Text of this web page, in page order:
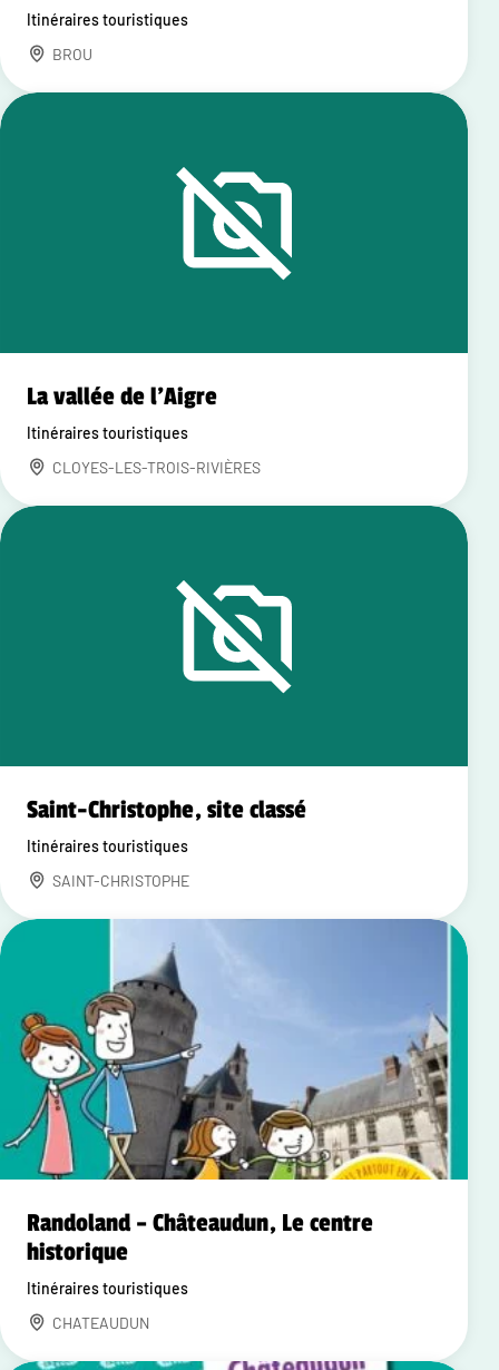
Itinéraires touristiques
BROU
La vallée de l'Aigre
Itinéraires touristiques
CLOYES-LES-TROIS-RIVIÈRES
Saint-Christophe, site classé
Itinéraires touristiques
SAINT-CHRISTOPHE
Randoland – Châteaudun, Le centre
historique
Itinéraires touristiques
CHATEAUDUN